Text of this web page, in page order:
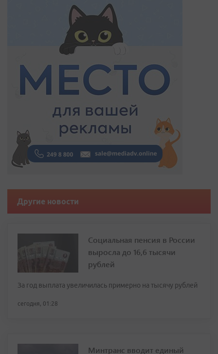
Другие новости
Социальная пенсия в России
выросла до 16,6 тысячи
рублей
За год выплата увеличилась примерно на тысячу рублей
сегодня, 01:28
Минтранс вводит единый